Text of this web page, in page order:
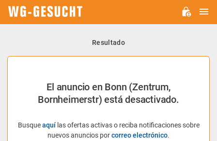
Resultado
El anuncio en Bonn (Zentrum,
Bornheimerstr) está desactivado.
Busqueaquílas ofertas activas o reciba notificaciones sobre
nuevos anuncios porcorreo electrónico.